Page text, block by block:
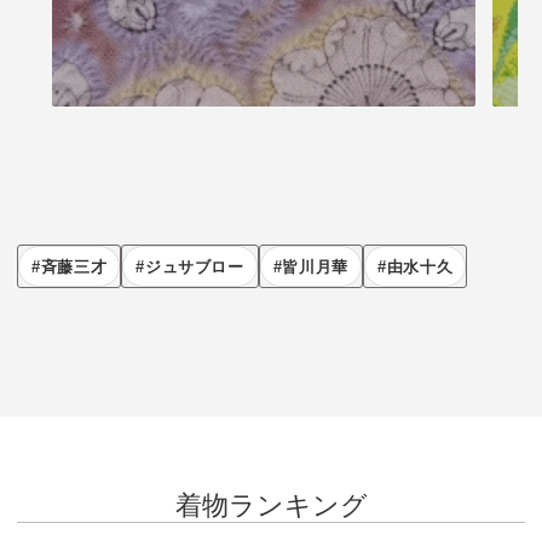
斉藤三才 ジュサブロー 皆川月華 由水十久
着物ランキング